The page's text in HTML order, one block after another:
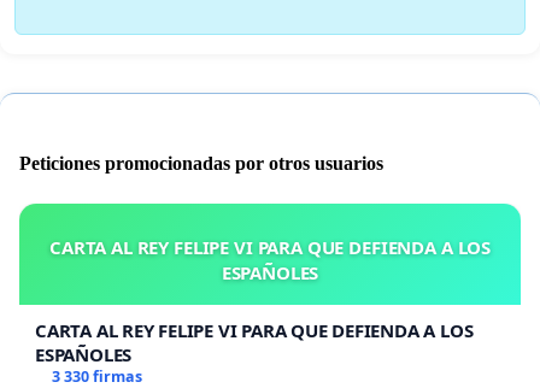
Peticiones promocionadas por otros usuarios
CARTA AL REY FELIPE VI PARA QUE DEFIENDA A LOS
ESPAÑOLES
CARTA AL REY FELIPE VI PARA QUE DEFIENDA A LOS
ESPAÑOLES
3 330 firmas